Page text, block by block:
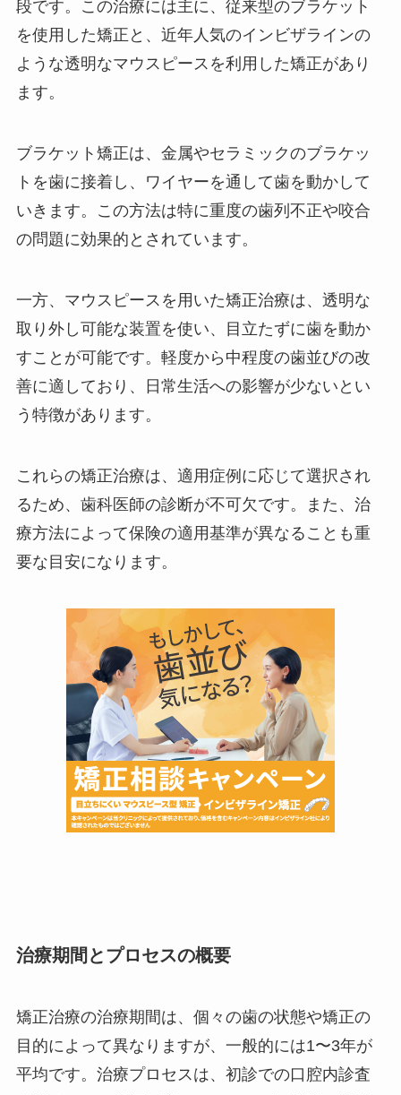
段です。この治療には主に、従来型のブラケット
を使用した矯正と、近年人気のインビザラインの
ような透明なマウスピースを利用した矯正があり
ます。
ブラケット矯正は、金属やセラミックのブラケッ
トを歯に接着し、ワイヤーを通して歯を動かして
いきます。この方法は特に重度の歯列不正や咬合
の問題に効果的とされています。
一方、マウスピースを用いた矯正治療は、透明な
取り外し可能な装置を使い、目立たずに歯を動か
すことが可能です。軽度から中程度の歯並びの改
善に適しており、日常生活への影響が少ないとい
う特徴があります。
これらの矯正治療は、適用症例に応じて選択され
るため、歯科医師の診断が不可欠です。また、治
療方法によって保険の適用基準が異なることも重
要な目安になります。
治療期間とプロセスの概要
矯正治療の治療期間は、個々の歯の状態や矯正の
目的によって異なりますが、一般的には1〜3年が
平均です。治療プロセスは、初診での口腔内診査